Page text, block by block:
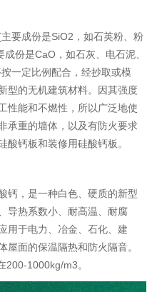
要成份是SiO2，如石英粉、粉
份是CaO，如石灰、电石泥、
一定比例配合，经抄取或模
型的无机建筑材料。因其强度
性能和不燃性，所以广泛地使
承重的墙体，以及有防火要求
酸钙板和装修用硅酸钙板。
钙，是一种白色、硬质的新型
导热系数小、耐高温、耐腐
用于电力、冶金、石化、建
屋面的保温隔热和防火隔音。
200-1000kg/m3。